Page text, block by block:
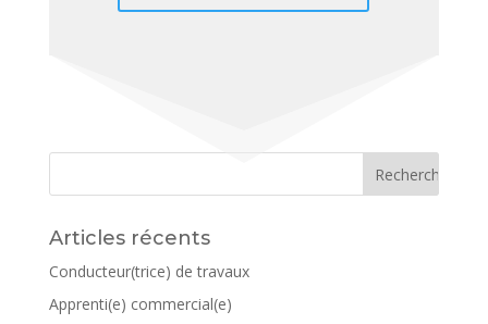
Articles récents
Conducteur(trice) de travaux
Apprenti(e) commercial(e)